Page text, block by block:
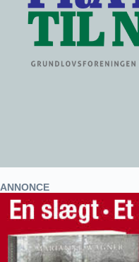
ANNONCE